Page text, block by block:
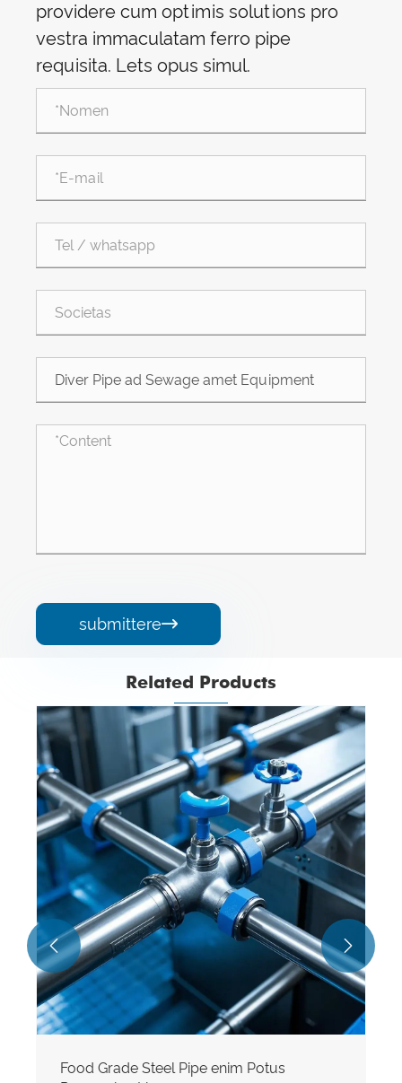
providere cum optimis solutions pro
vestra immaculatam ferro pipe
requisita. Lets opus simul.
submittere
Related Products
Plena Automatic Conveyor System Pipe
View More >>
 